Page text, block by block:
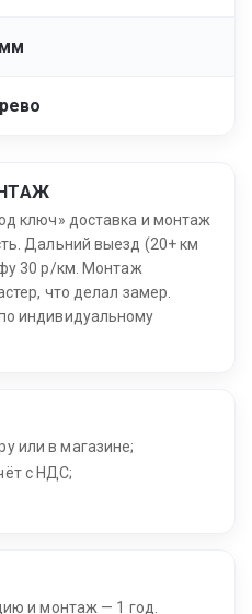
ключ» доставка и монтаж
Дальний выезд (20+ км
30 р/км. Монтаж
что делал замер.
индивидуальному
или в магазине;
с НДС;
и монтаж — 1 год.